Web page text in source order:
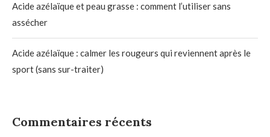
Acide azélaïque et peau grasse : comment l’utiliser sans
assécher
Acide azélaïque : calmer les rougeurs qui reviennent après le
sport (sans sur-traiter)
Commentaires récents